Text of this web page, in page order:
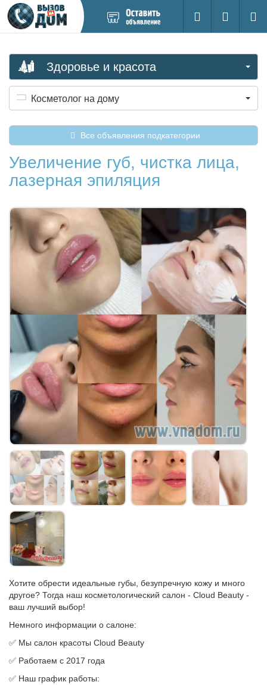
новое
Поиск
Вход на
Здоровье и красота
Косметолог на дому
Все объявления подкатегории
Увеличение губ, чистка лица,
лазерная эпиляция
Хотите обрести идеальные губы, безупречную кожу и много
другое? Тогда наш косметологический салон - Cloud Beauty -
ваш лучший выбор!
Немного информации о салоне:
✅ Мы салон красоты Cloud Beauty
✅ Работаем с 2017 года
✅ Наш график работы: